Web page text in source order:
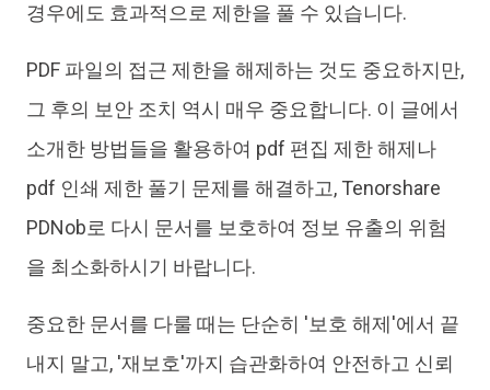
경우에도 효과적으로 제한을 풀 수 있습니다.
PDF 파일의 접근 제한을 해제하는 것도 중요하지만,
그 후의 보안 조치 역시 매우 중요합니다. 이 글에서
소개한 방법들을 활용하여 pdf 편집 제한 해제나
pdf 인쇄 제한 풀기 문제를 해결하고, Tenorshare
PDNob로 다시 문서를 보호하여 정보 유출의 위험
을 최소화하시기 바랍니다.
중요한 문서를 다룰 때는 단순히 '보호 해제'에서 끝
내지 말고, '재보호'까지 습관화하여 안전하고 신뢰